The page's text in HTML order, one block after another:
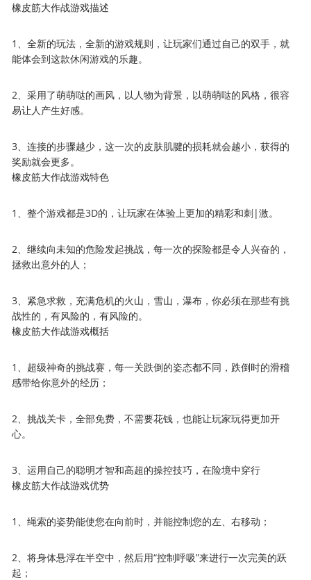
橡皮筋大作战游戏描述
1、全新的玩法，全新的游戏规则，让玩家们通过自己的双手，就
能体会到这款休闲游戏的乐趣。
2、采用了萌萌哒的画风，以人物为背景，以萌萌哒的风格，很容
易让人产生好感。
3、连接的步骤越少，这一次的皮肤肌腱的损耗就会越小，获得的
奖励就会更多。
橡皮筋大作战游戏特色
1、整个游戏都是3D的，让玩家在体验上更加的精彩和刺|激。
2、继续向未知的危险发起挑战，每一次的探险都是令人兴奋的，
拯救出意外的人；
3、紧急求救，充满危机的火山，雪山，瀑布，你必须在那些有挑
战性的，有风险的，有风险的。
橡皮筋大作战游戏概括
1、超级神奇的挑战赛，每一关跌倒的姿态都不同，跌倒时的滑稽
感带给你意外的经历；
2、挑战关卡，全部免费，不需要花钱，也能让玩家玩得更加开
心。
3、运用自己的聪明才智和高超的操控技巧，在险境中穿行
橡皮筋大作战游戏优势
1、绳索的姿势能使您在向前时，并能控制您的左、右移动；
2、将身体悬浮在半空中，然后用“控制呼吸”来进行一次完美的跃
起；